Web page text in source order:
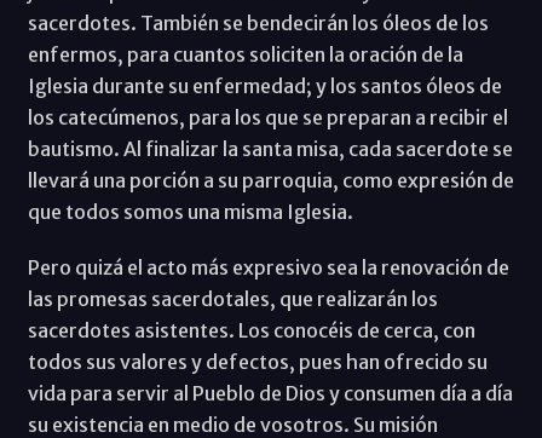
sacerdotes. También se bendecirán los óleos de los
enfermos, para cuantos soliciten la oración de la
Iglesia durante su enfermedad; y los santos óleos de
los catecúmenos, para los que se preparan a recibir el
bautismo. Al finalizar la santa misa, cada sacerdote se
llevará una porción a su parroquia, como expresión de
que todos somos una misma Iglesia.
Pero quizá el acto más expresivo sea la renovación de
las promesas sacerdotales, que realizarán los
sacerdotes asistentes. Los conocéis de cerca, con
todos sus valores y defectos, pues han ofrecido su
vida para servir al Pueblo de Dios y consumen día a día
su existencia en medio de vosotros. Su misión